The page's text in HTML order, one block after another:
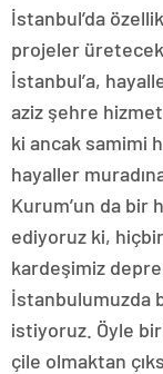
İstanbul’da
projeler
İstanbul’a,
aziz şehre
ki ancak samimi
hayaller
Kurum’un da bir
ediyoruz ki,
kardeşimiz
İstanbulumuzda
istiyoruz. Öyle
çile olmaktan